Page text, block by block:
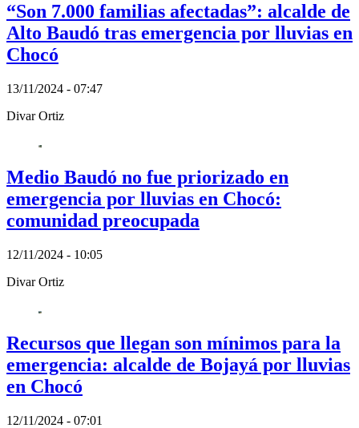
“Son 7.000 familias afectadas”: alcalde de
Alto Baudó tras emergencia por lluvias en
Chocó
13/11/2024 - 07:47
Divar Ortiz
Medio Baudó no fue priorizado en
emergencia por lluvias en Chocó:
comunidad preocupada
12/11/2024 - 10:05
Divar Ortiz
Recursos que llegan son mínimos para la
emergencia: alcalde de Bojayá por lluvias
en Chocó
12/11/2024 - 07:01